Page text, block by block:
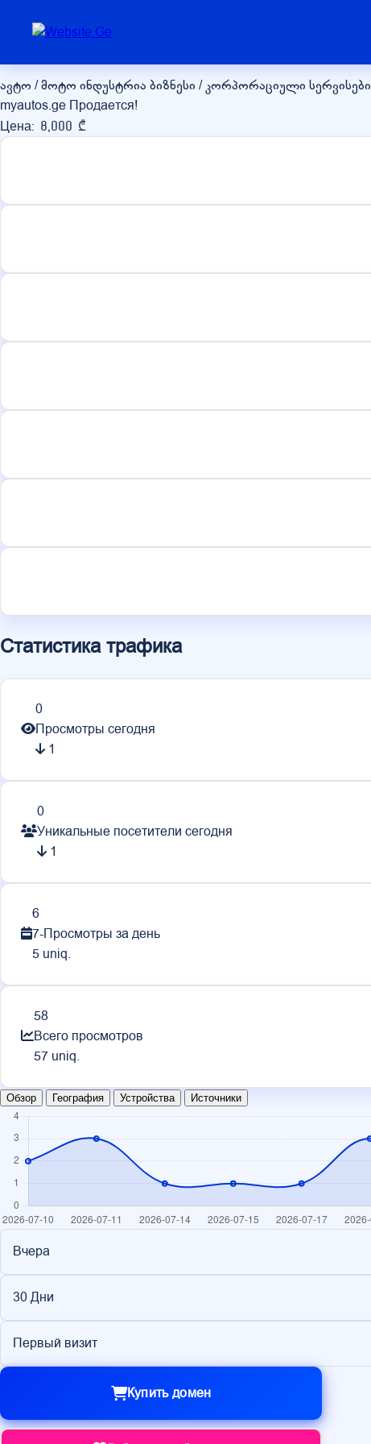
myautos.ge
ავტო / მოტო ინდუსტრია ბიზნესი / კორპორაციული სერვისები
myautos.ge Продается!
Цена: 8,000 ₾
Статистика трафика
0
Просмотры сегодня
1
0
Уникальные посетители сегодня
1
6
7-Просмотры за день
5 uniq.
58
Всего просмотров
57 uniq.
Обзор География Устройства Источники
Вчера
30 Дни
Первый визит
Купить домен